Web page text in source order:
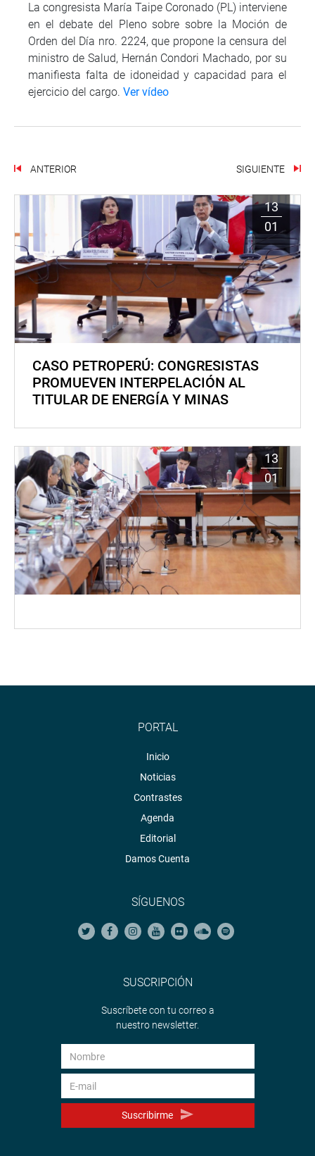
La congresista María Taipe Coronado (PL) interviene
en el debate del Pleno sobre sobre la Moción de
Orden del Día nro. 2224, que propone la censura del
ministro de Salud, Hernán Condori Machado, por su
manifiesta falta de idoneidad y capacidad para el
ejercicio del cargo. Ver vídeo
ANTERIOR SIGUIENTE
13
01
CASO PETROPERÚ: CONGRESISTAS
PROMUEVEN INTERPELACIÓN AL
TITULAR DE ENERGÍA Y MINAS
13
01
PORTAL
Inicio
Noticias
Contrastes
Agenda
Editorial
Damos Cuenta
SÍGUENOS
SUSCRIPCIÓN
Suscríbete con tu correo a
nuestro newsletter.
Suscribirme